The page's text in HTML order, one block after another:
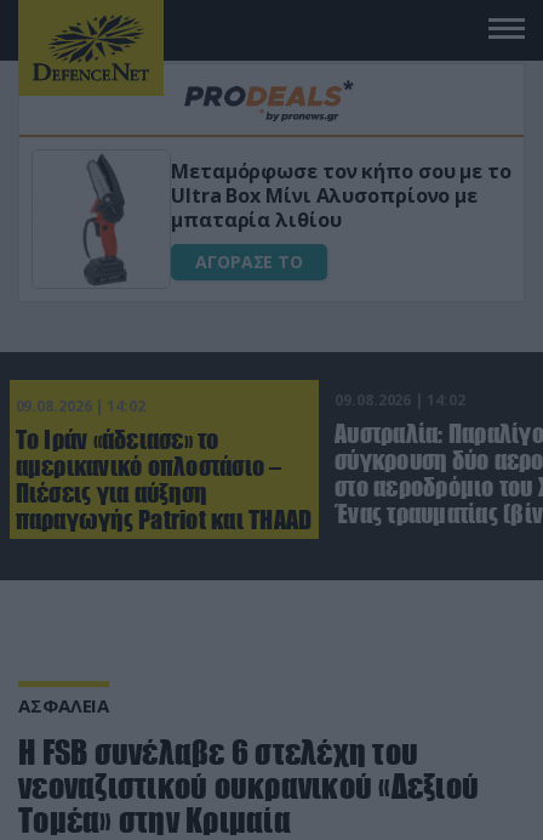
«Μαγική» φόρμουλα τριβόλι + VIP
για αύξηση της λίμπιντο
ΑΓΟΡΑΣΕ ΤΟ
09.08.2026 | 14:02
Το Ιράν «άδειασε» το
αμερικανικό οπλοστάσιο –
Πιέσεις για αύξηση
παραγωγής Patriot και THAAD
09.08.2026 | 14:02
Αυστραλία: Παραλίγο
σύγκρουση δύο
στο αεροδρόμιο του
Ένας τραυματίας
ΑΣΦΑΛΕΙΑ
H FSB συνέλαβε 6 στελέχη του
νεοναζιστικού ουκρανικού «Δεξιού
Τομέα» στην Κριμαία